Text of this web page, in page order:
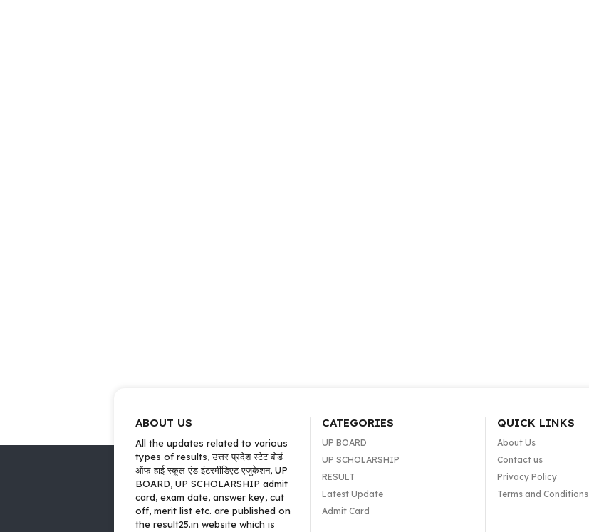
ABOUT US
All the updates related to various
types of results, उत्तर प्रदेश स्टेट बोर्ड
ऑफ हाई स्कूल एंड इंटरमीडिएट एजुकेशन, UP
BOARD, UP SCHOLARSHIP admit
card, exam date, answer key, cut
off, merit list etc. are published on
the result25.in website which is
CATEGORIES
UP BOARD
UP SCHOLARSHIP
RESULT
Latest Update
Admit Card
QUICK LINKS
About Us
Contact us
Privacy Policy
Terms and Conditions